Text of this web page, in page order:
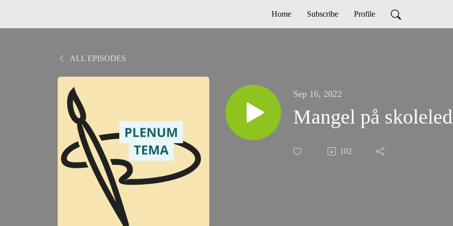
Home Subscribe Profile
ALL EPISODES
Sep 16, 2022
Mangel på
102